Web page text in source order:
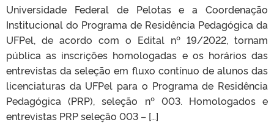
Universidade Federal de Pelotas e a Coordenação
Institucional do Programa de Residência Pedagógica da
UFPel, de acordo com o Edital nº 19/2022, tornam
pública as inscrições homologadas e os horários das
entrevistas da seleção em fluxo contínuo de alunos das
licenciaturas da UFPel para o Programa de Residência
Pedagógica (PRP), seleção nº 003. Homologados e
entrevistas PRP seleção 003 – […]